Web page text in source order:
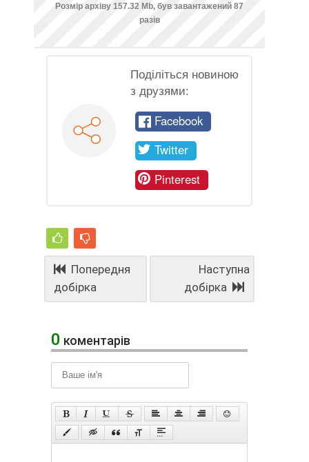
Розмір архіву 157.32 Mb, був завантажений 87
разів
Поділіться новиною
з друзями:
Facebook
Twitter
Pinterest
Попередня
добірка
Наступна
добірка
0 коментарів